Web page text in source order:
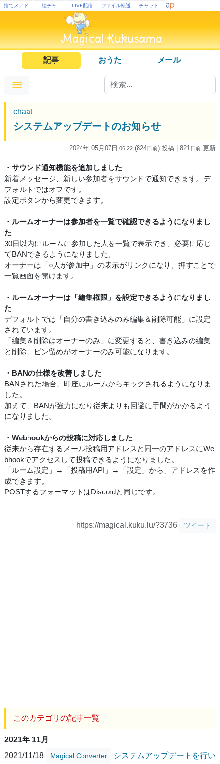
捨てメアド 絵チャ LIVE配信 ファイル転送 チャット
記事 おうた メール
chaat
システムアップデートのお知らせ
2024年 05月07日 06:22 (824日前) 投稿 | 821 日前 更新
・サウンド通知機能を追加しました
新着メッセージ、新しい参加者をサウンドで通知できます。デ
フォルトではオフです。
設定ボタンから変更できます。
・ルームオーナーは参加者を一覧で確認できるようになりまし
た
30日以内にルームに参加した人を一覧で表示でき、必要に応じ
てBANできるようになりました。
オーナーは「○人が参加中」の表示がリンクになり、押すことで
一覧画面を開けます。
・ルームオーナーは「編集権限」を設定できるようになりまし
た
デフォルトでは「自分の書き込みのみ編集＆削除可能」に設定
されています。
「編集＆削除はオーナーのみ」に変更すると、書き込みの編集
と削除、ピン留めがオーナーのみ可能になります。
・BANの仕様を改善しました
BANされた場合、即座にルームからキックされるようになりま
した。
加えて、BANが強力になり従来よりも回避に手間がかかるよう
になりました。
・Webhookからの投稿に対応しました
従来から存在するメール投稿用アドレスと同一のアドレスにWe
bhookでアクセスして投稿できるようになりました。
「ルーム設定」→「投稿用API」→「設定」から、アドレスを作
成できます。
POSTするフォーマットはDiscordと同じです。
https://magical.kuku.lu/?3736 ツイート
このカテゴリの記事一覧
2021年 11月
2021/11/18
Magical Converter
システムアップデートを行い